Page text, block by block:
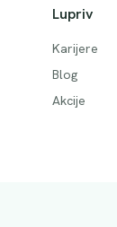
Lupriv
Karijere
Blog
Akcije